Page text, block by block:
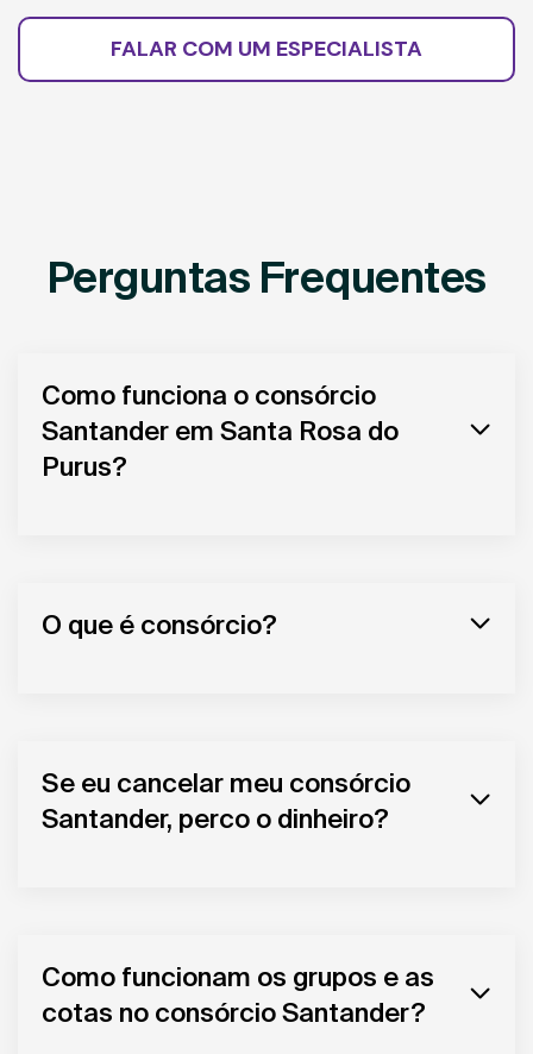
FALAR COM UM ESPECIALISTA
Perguntas Frequentes
Como funciona o consórcio
Santander em Santa Rosa do
Purus?
O que é consórcio?
Se eu cancelar meu consórcio
Santander, perco o dinheiro?
Como funcionam os grupos e as
cotas no consórcio Santander?